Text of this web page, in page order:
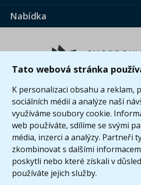
Tato webová stránka
K personalizaci obsahu a reklam,
sociálních médií a analýze naší
využíváme soubory cookie.
web používáte, sdílíme se svými
média, inzerci a analýzy. Partneři
zkombinovat s dalšími
poskytli nebo které získali v
používáte jejich služby.
Nabídka